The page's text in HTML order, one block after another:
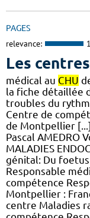
PAGES
relevance:
Les centres
médical au CHU
la fiche détaillée
troubles du
Centre de
de Montpellier
Pascal AMEDRO
MALADIES
génital: Du
Responsable
compétence
Montpellier :
centre Maladies